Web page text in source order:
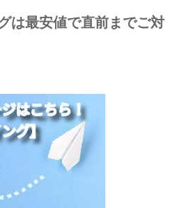
は最安値で直前までご対